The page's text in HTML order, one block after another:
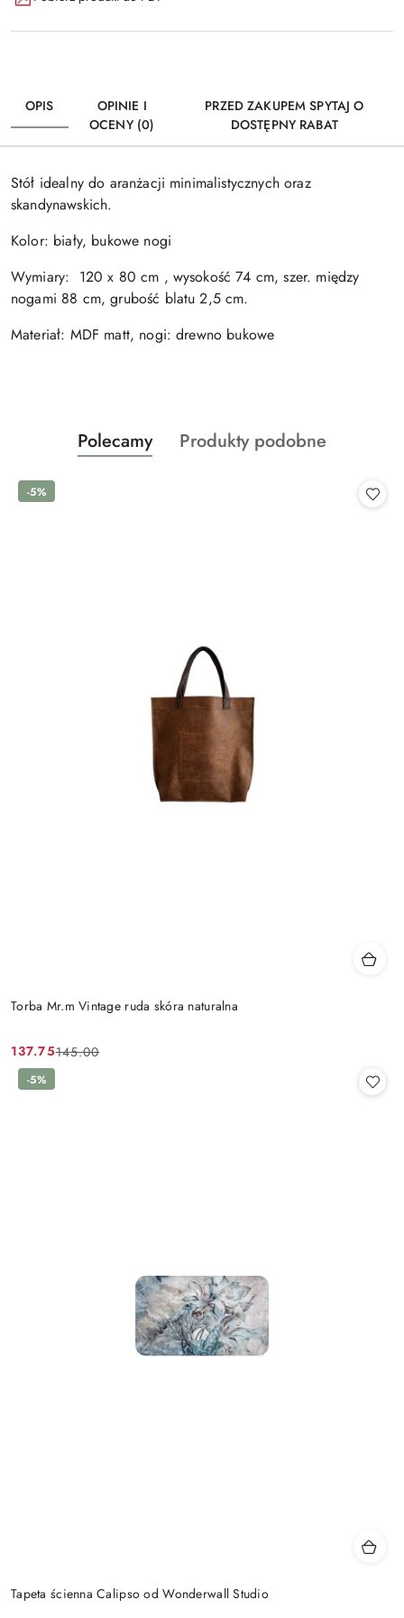
OPIS
OPINIE I
OCENY (0)
PRZED ZAKUPEM SPYTAJ O
DOSTĘPNY RABAT
Stół idealny do aranżacji minimalistycznych oraz
skandynawskich.
Kolor: biały, bukowe nogi
Wymiary: 120 x 80 cm , wysokość 74 cm, szer. między
nogami 88 cm, grubość blatu 2,5 cm.
Materiał: MDF matt, nogi: drewno bukowe
Pomiń karuzelę produktów
Produkty
o
Polecamy
Produkty
Produkty podobne
Torba Mr.m Vintage ruda skóra naturalna
Cena
promocyjna:
137.75
Cena
przed
145.00
-5%
Tapeta ścienna Calipso od Wonderwall Studio
-5%